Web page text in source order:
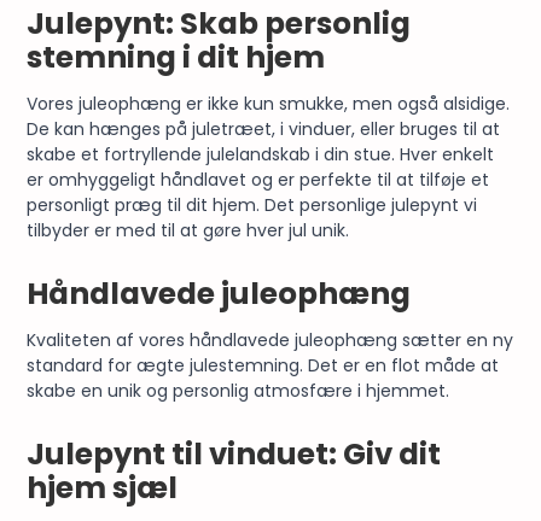
Julepynt: Skab personlig
stemning i dit hjem
Vores juleophæng er ikke kun smukke, men også alsidige.
De kan hænges på juletræet, i vinduer, eller bruges til at
skabe et fortryllende julelandskab i din stue. Hver enkelt
er omhyggeligt håndlavet og er perfekte til at tilføje et
personligt præg til dit hjem. Det personlige julepynt vi
tilbyder er med til at gøre hverjulunik.
Håndlavede juleophæng
Kvaliteten af vores håndlavede juleophæng sætter en ny
standard for ægte julestemning. Det er en flot måde at
skabe en unik og personlig atmosfære i hjemmet.
Julepynt til vinduet: Giv dit
hjem sjæl